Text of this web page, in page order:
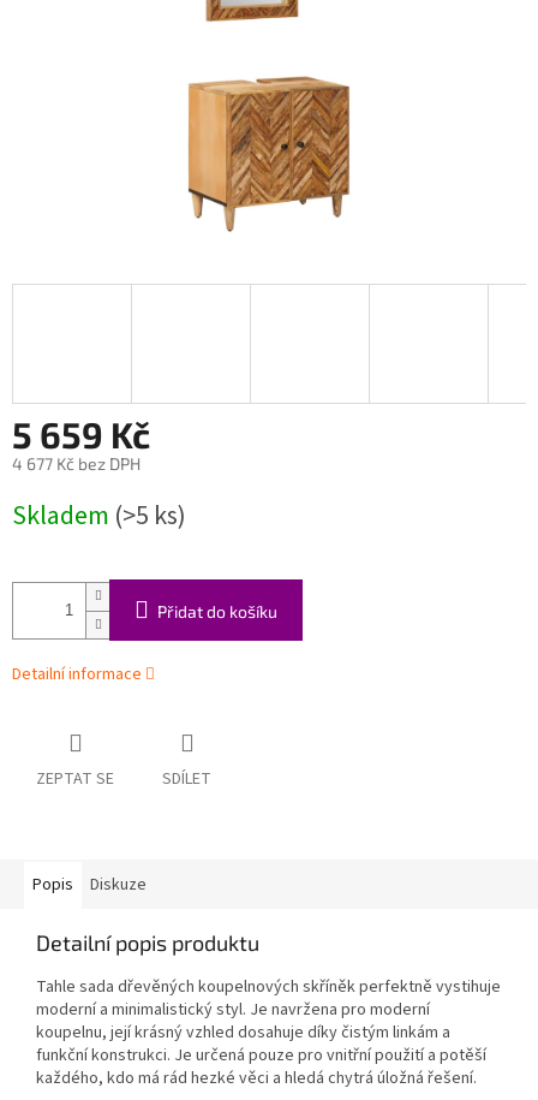
5 659 Kč
4 677 Kč bez DPH
cena:
Skladem (>5 ks)
Přidat do košíku
Detailní informace
ZEPTAT SE SDÍLET
Popis Diskuze
Detailní popis produktu
Tahle sada dřevěných koupelnových skříněk perfektně vystihuje
moderní a minimalistický styl. Je navržena pro moderní
koupelnu, její krásný vzhled dosahuje díky čistým linkám a
funkční konstrukci. Je určená pouze pro vnitřní použití a potěší
každého, kdo má rád hezké věci a hledá chytrá úložná řešení.